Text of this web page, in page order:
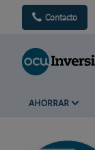
Contacto
AHORRAR